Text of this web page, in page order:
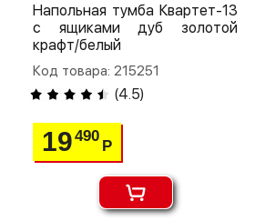
Напольная тумба Квартет-13
с ящиками дуб золотой
крафт/белый
Код товара: 215251
(4.5)
19490
Р